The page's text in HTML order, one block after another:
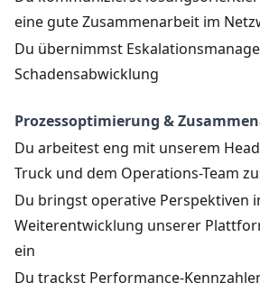
eine gute Zusammenarbeit im
Du übernimmst
Schadensabwicklung
Prozessoptimierung &
Du arbeitest eng mit unserem
Truck und dem Operations-Team
Du bringst operative Perspektiven
Weiterentwicklung unserer
ein
Du trackst Performance-